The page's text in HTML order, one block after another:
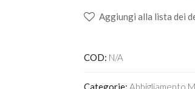
Aggiungi alla lista dei
COD: N/A
Categorie: Abbigliamento